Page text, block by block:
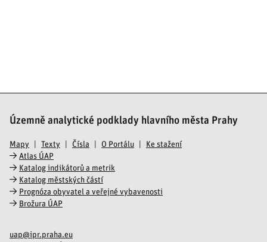
Územně analytické podklady hlavního města Prahy
Mapy Texty Čísla O Portálu
Ke stažení
Atlas ÚAP
Katalog indikátorů a metrik
Katalog městských částí
Prognóza obyvatel a veřejné vybavenosti
Brožura ÚAP
uap@ipr.praha.eu